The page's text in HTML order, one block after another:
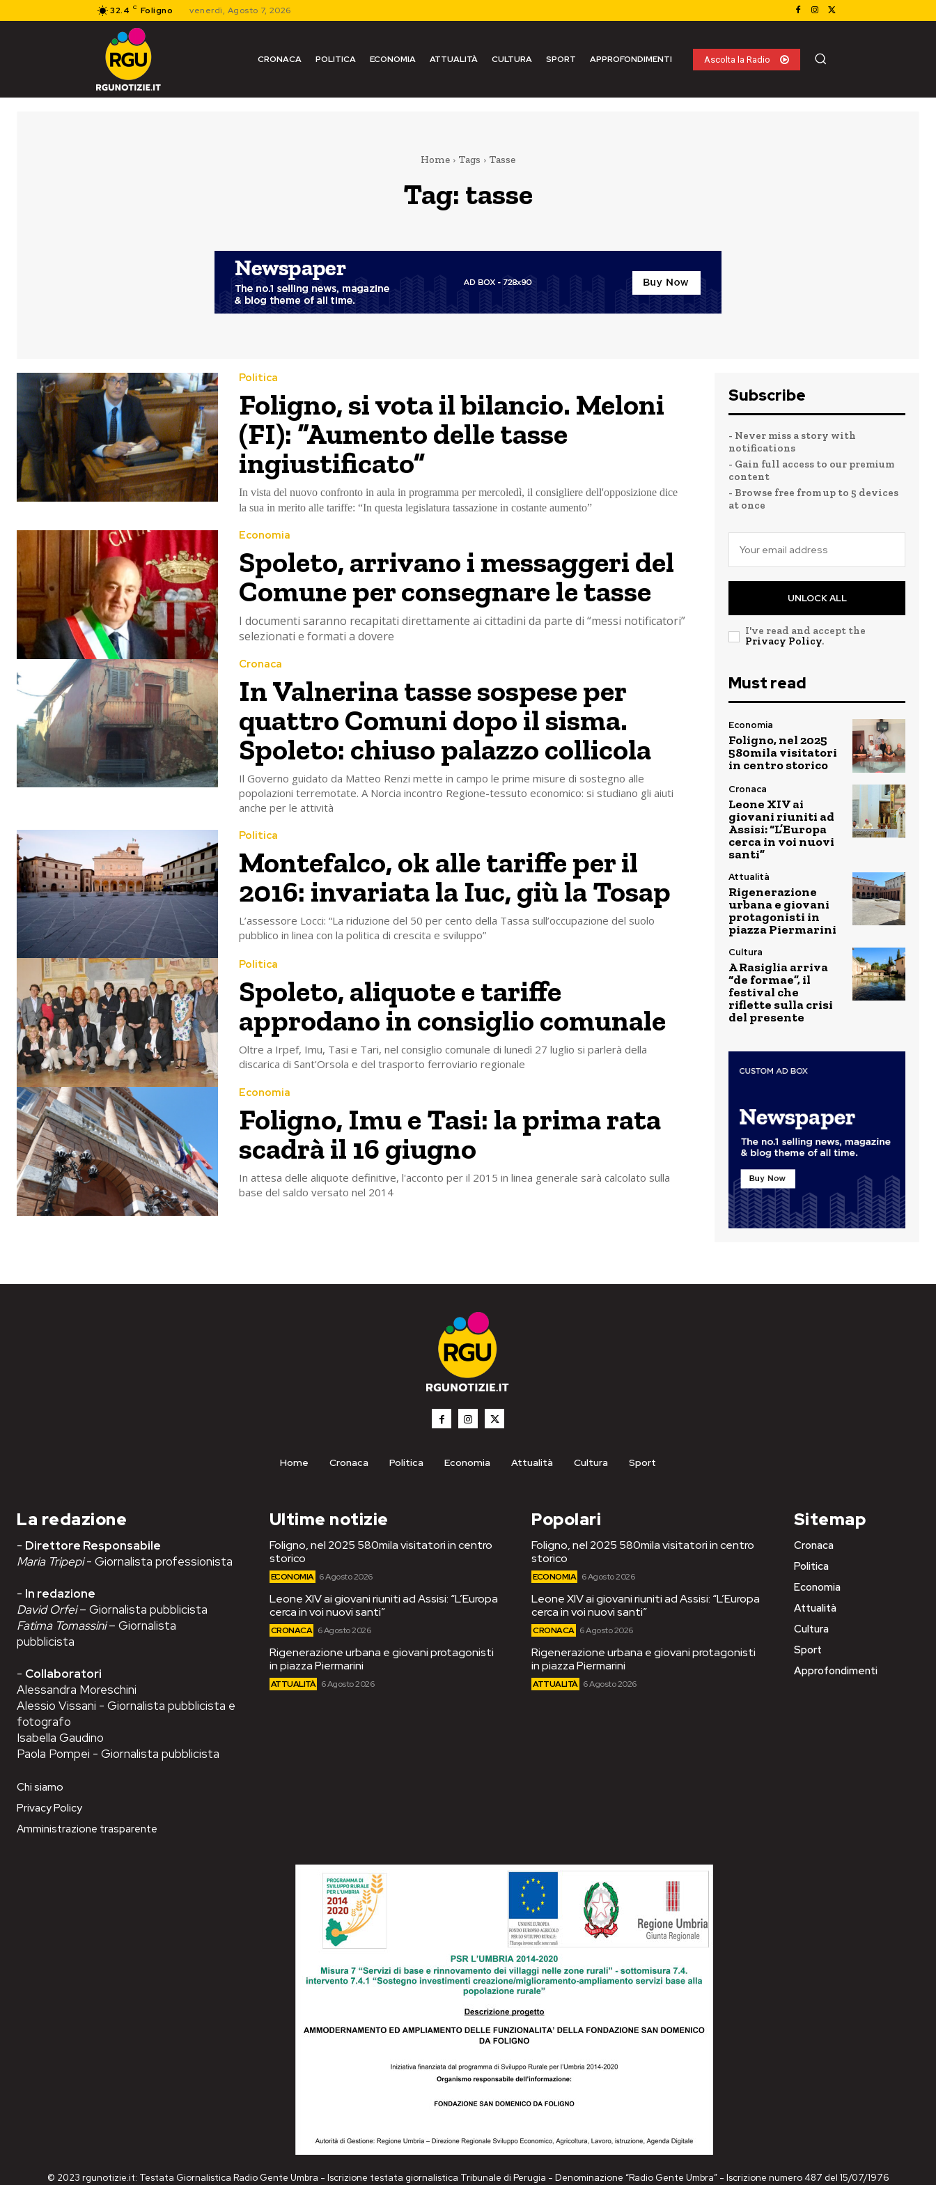
32.4 C Foligno venerdì, Agosto 7, 2026
CRONACA POLITICA ECONOMIA ATTUALITÀ CULTURA SPORT APPROFONDIMENTI Ascolta la Radio
Home Tags Tasse
Tag: tasse
Politica
Foligno, si vota il bilancio. Meloni
(FI): “Aumento delle tasse
ingiustificato”
In vista del nuovo confronto in aula in programma per mercoledì, il consigliere dell'opposizione dice
la sua in merito alle tariffe: “In questa legislatura tassazione in costante aumento”
Economia
Spoleto, arrivano i messaggeri del
Comune per consegnare le tasse
I documenti saranno recapitati direttamente ai cittadini da parte di “messi notificatori”
selezionati e formati a dovere
Cronaca
In Valnerina tasse sospese per
quattro Comuni dopo il sisma.
Spoleto: chiuso palazzo collicola
Il Governo guidato da Matteo Renzi mette in campo le prime misure di sostegno alle
popolazioni terremotate. A Norcia incontro Regione-tessuto economico: si studiano gli aiuti
anche per le attività
Politica
Montefalco, ok alle tariffe per il
2016: invariata la Iuc, giù la Tosap
L’assessore Locci: “La riduzione del 50 per cento della Tassa sull’occupazione del suolo
pubblico in linea con la politica di crescita e sviluppo”
Politica
Spoleto, aliquote e tariffe
approdano in consiglio comunale
Oltre a Irpef, Imu, Tasi e Tari, nel consiglio comunale di lunedì 27 luglio si parlerà della
discarica di Sant'Orsola e del trasporto ferroviario regionale
Economia
Foligno, Imu e Tasi: la prima rata
scadrà il 16 giugno
In attesa delle aliquote definitive, l'acconto per il 2015 in linea generale sarà calcolato sulla
base del saldo versato nel 2014
Subscribe
- Never miss a story with
notifications
- Gain full access to our premium
content
- Browse free from up to 5 devices
at once
UNLOCK ALL
I've read and accept the
Privacy Policy.
Must read
Economia
Foligno, nel 2025
580mila visitatori
in centro storico
Cronaca
Leone XIV ai
giovani riuniti ad
Assisi: “L’Europa
cerca in voi nuovi
santi”
Attualità
Rigenerazione
urbana e giovani
protagonisti in
piazza Piermarini
Cultura
A Rasiglia arriva
“de formae”, il
festival che
riflette sulla crisi
del presente
Home Cronaca Politica Economia Attualità Cultura Sport
La redazione
- Direttore Responsabile
Maria Tripepi- Giornalista professionista
- In redazione
David Orfei– Giornalista pubblicista
Fatima Tomassini– Giornalista
pubblicista
- Collaboratori
Alessandra Moreschini
Alessio Vissani - Giornalista pubblicista e
fotografo
Isabella Gaudino
Paola Pompei - Giornalista pubblicista
Chi siamo
Privacy Policy
Amministrazione trasparente
Ultime notizie
Foligno, nel 2025 580mila visitatori in centro
storico
ECONOMIA 6 Agosto 2026
Leone XIV ai giovani riuniti ad Assisi: “L’Europa
cerca in voi nuovi santi”
CRONACA 6 Agosto 2026
Rigenerazione urbana e giovani protagonisti
in piazza Piermarini
ATTUALITÀ 6 Agosto 2026
Popolari
Foligno, nel 2025 580mila visitatori in centro
storico
ECONOMIA 6 Agosto 2026
Leone XIV ai giovani riuniti ad Assisi: “L’Europa
cerca in voi nuovi santi”
CRONACA 6 Agosto 2026
Rigenerazione urbana e giovani protagonisti
in piazza Piermarini
ATTUALITÀ 6 Agosto 2026
Sitemap
Cronaca
Politica
Economia
Attualità
Cultura
Sport
Approfondimenti
© 2023 rgunotizie.it: Testata Giornalistica Radio Gente Umbra - Iscrizione testata giornalistica Tribunale di Perugia - Denominazione “Radio Gente Umbra” - Iscrizione numero 487 del 15/07/1976